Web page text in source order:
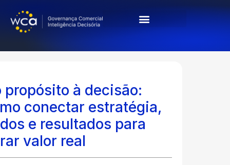
propósito à decisão:
conectar estratégia,
e resultados para
valor real